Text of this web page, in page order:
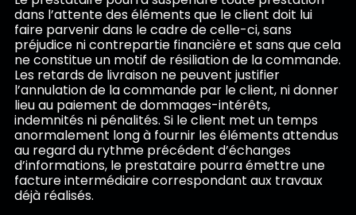
dans l’attente des éléments que le client doit lui
faire parvenir dans le cadre de celle-ci, sans
préjudice ni contrepartie financière et sans que cela
ne constitue un motif de résiliation de la commande.
Les retards de livraison ne peuvent justifier
l’annulation de la commande par le client, ni donner
lieu au paiement de dommages-intérêts,
indemnités ni pénalités. Si le client met un temps
anormalement long à fournir les éléments attendus
au regard du rythme précédent d’échanges
d’informations, le prestataire pourra émettre une
facture intermédiaire correspondant aux travaux
déjà réalisés.